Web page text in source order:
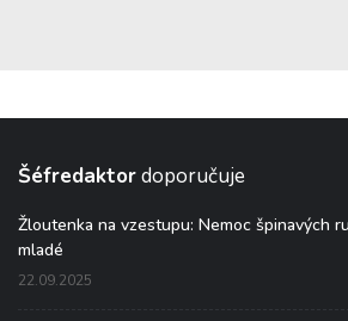
Šéfredaktordoporučuje
Žloutenka na vzestupu: Nemoc špinavých
mladé
22.09.2025